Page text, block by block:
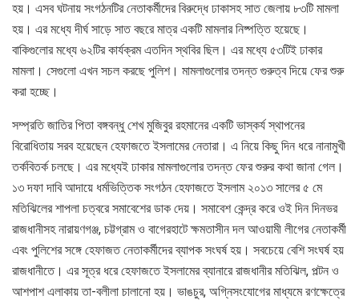
হয়। এসব ঘটনায় সংগঠনটির নেতাকর্মীদের বিরুদ্ধে ঢাকাসহ সাত জেলায় ৮৩টি মামলা
হয়। এর মধ্যে দীর্ঘ সাড়ে সাত বছরে মাত্র একটি মামলার নিষ্পত্তি হয়েছে।
বাকিগুলোর মধ্যে ৬২টির কার্যক্রম এতদিন স্থবির ছিল। এর মধ্যে ৫৩টিই ঢাকার
মামলা। সেগুলো এখন সচল করছে পুলিশ। মামলাগুলোর তদন্ত গুরুত্ব দিয়ে ফের শুরু
করা হচ্ছে।
সম্প্রতি জাতির পিতা বঙ্গবন্ধু শেখ মুজিবুর রহমানের একটি ভাস্কর্য স্থাপনের
বিরোধিতায় সরব হয়েছেন হেফাজতে ইসলামের নেতারা। এ নিয়ে কিছু দিন ধরে নানামুখী
তর্কবিতর্ক চলছে। এর মধ্যেই ঢাকার মামলাগুলোর তদন্ত ফের শুরুর কথা জানা গেল।
১৩ দফা দাবি আদায়ে ধর্মভিত্তিক সংগঠন হেফাজতে ইসলাম ২০১৩ সালের ৫ মে
মতিঝিলের শাপলা চত্বরে সমাবেশের ডাক দেয়। সমাবেশ কেন্দ্র করে ওই দিন দিনভর
রাজধানীসহ নারায়ণগঞ্জ, চট্টগ্রাম ও বাগেরহাটে ক্ষমতাসীন দল আওয়ামী লীগের নেতাকর্মী
এবং পুলিশের সঙ্গে হেফাজত নেতাকর্মীদের ব্যাপক সংঘর্ষ হয়। সবচেয়ে বেশি সংঘর্ষ হয়
রাজধানীতে। এর সূত্র ধরে হেফাজতে ইসলামের ব্যানারে রাজধানীর মতিঝিল, পল্টন ও
আশপাশ এলাকায় তা-বলীলা চালানো হয়। ভাঙচুর, অগ্নিসংযোগের মাধ্যমে রণক্ষেত্রে